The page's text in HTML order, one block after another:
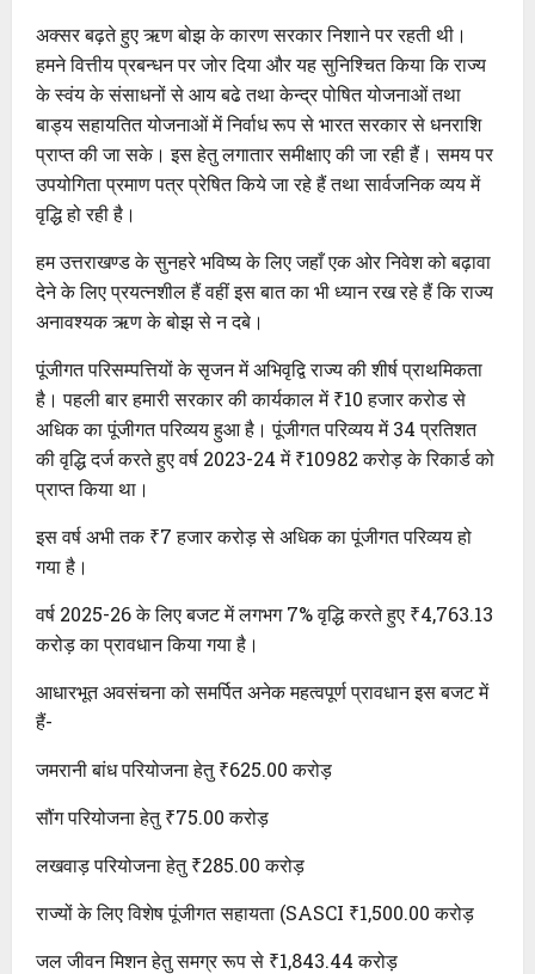
अक्सर बढ़ते हुए ऋण बोझ के कारण सरकार निशाने पर रहती थी।
हमने वित्तीय प्रबन्धन पर जोर दिया और यह सुनिश्चित किया कि राज्य
के स्वंय के संसाधनों से आय बढे तथा केन्द्र पोषित योजनाओं तथा
बाड्य सहायतित योजनाओं में निर्वाध रूप से भारत सरकार से धनराशि
प्राप्त की जा सके। इस हेतु लगातार समीक्षाए की जा रही हैं। समय पर
उपयोगिता प्रमाण पत्र प्रेषित किये जा रहे हैं तथा सार्वजनिक व्यय में
वृद्धि हो रही है।
हम उत्तराखण्ड के सुनहरे भविष्य के लिए जहाँ एक ओर निवेश को बढ़ावा
देने के लिए प्रयत्नशील हैं वहीं इस बात का भी ध्यान रख रहे हैं कि राज्य
अनावश्यक ऋण के बोझ से न दबे।
पूंजीगत परिसम्पत्तियों के सृजन में अभिवृद्वि राज्य की शीर्ष प्राथमिकता
है। पहली बार हमारी सरकार की कार्यकाल में ₹10 हजार करोड से
अधिक का पूंजीगत परिव्यय हुआ है। पूंजीगत परिव्यय में 34 प्रतिशत
की वृद्धि दर्ज करते हुए वर्ष 2023-24 में ₹10982 करोड़ के रिकार्ड को
प्राप्त किया था।
इस वर्ष अभी तक ₹7 हजार करोड़ से अधिक का पूंजीगत परिव्यय हो
गया है।
वर्ष 2025-26 के लिए बजट में लगभग 7% वृद्धि करते हुए ₹4,763.13
करोड़ का प्रावधान किया गया है।
आधारभूत अवसंचना को समर्पित अनेक महत्वपूर्ण प्रावधान इस बजट में
हैं-
जमरानी बांध परियोजना हेतु ₹625.00 करोड़
सौंग परियोजना हेतु ₹75.00 करोड़
लखवाड़ परियोजना हेतु ₹285.00 करोड़
राज्यों के लिए विशेष पूंजीगत सहायता (SASCI ₹1,500.00 करोड़
जल जीवन मिशन हेतु समग्र रूप से ₹1,843.44 करोड़